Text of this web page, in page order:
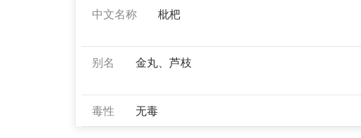
中文名称
枇杷
别名
金丸、芦枝
毒性
无毒